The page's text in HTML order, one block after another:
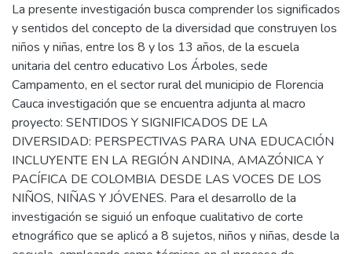
La presente investigación busca comprender los significados
y sentidos del concepto de la diversidad que construyen los
niños y niñas, entre los 8 y los 13 años, de la escuela
unitaria del centro educativo Los Árboles, sede
Campamento, en el sector rural del municipio de Florencia
Cauca investigación que se encuentra adjunta al macro
proyecto: SENTIDOS Y SIGNIFICADOS DE LA
DIVERSIDAD: PERSPECTIVAS PARA UNA EDUCACIÓN
INCLUYENTE EN LA REGIÓN ANDINA, AMAZÓNICA Y
PACÍFICA DE COLOMBIA DESDE LAS VOCES DE LOS
NIÑOS, NIÑAS Y JÓVENES. Para el desarrollo de la
investigación se siguió un enfoque cualitativo de corte
etnográfico que se aplicó a 8 sujetos, niños y niñas, desde la